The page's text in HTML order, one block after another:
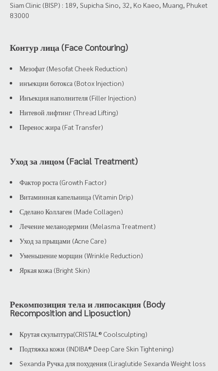
Siam Clinic (BISP) : 189, Supicha Sino, 32, Ko Kaeo, Muang, Phuket
83000
Контур лица (Face Contouring)
Мезофат (Mesofat Cheek Reduction)
инъекции ботокса (Botox Injection)
Инъекция наполнителя (Filler Injection)
Нитевой лифтинг (Thread Lifting)
Перенос жира (Fat Transfer)
Уход за лицом (Facial Treatment)
Фактор роста (Growth Factor)
Витаминная капельница (Vitamin Drip)
Сделано Коллаген (Made Collagen)
Лечение меланодермии (Melasma Treatment)
Уход за прыщами (Acne Care)
Уменьшение морщин (Wrinkle Reduction)
Яркая кожа (Bright Skin)
Рекомпозиция тела и липосакция (Body
Recomposition and Liposuction)
Крутая скульптура(CRISTAL® Coolsculpting)
Подтяжка кожи (INDIBA® Deep Care Skin Tightening)
Sexanda Ручка для похудения (Liraglutide Sexanda Weight loss